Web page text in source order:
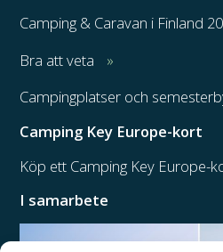
Camping & Caravan i Finland
Bra att veta
Campingplatser och
Camping Key Europe-kort
Köp ett Camping Key Europe-
I samarbete